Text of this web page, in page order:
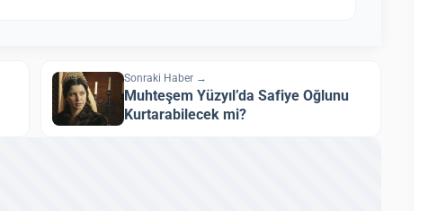
Sonraki Haber →
Muhteşem Yüzyıl’da Safiye Oğlunu
Kurtarabilecek mi?